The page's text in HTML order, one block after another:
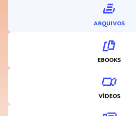
ARQUIVOS
EBOOKS
VÍDEOS